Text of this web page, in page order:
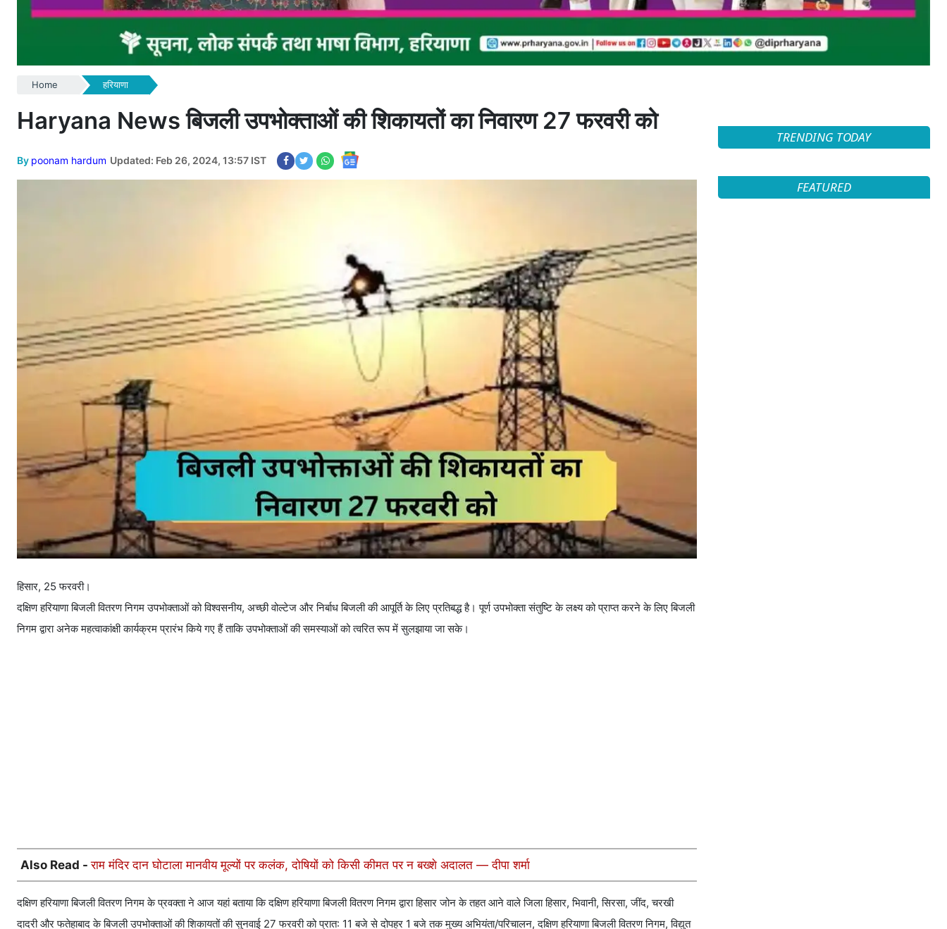
Home हरियाणा
Haryana News बिजली उपभोक्ताओं की शिकायतों का निवारण 27 फरवरी को
By poonam hardum Updated: Feb 26, 2024, 13:57 IST
हिसार, 25 फरवरी।
दक्षिण हरियाणा बिजली वितरण निगम उपभोक्ताओं को विश्वसनीय, अच्छी वोल्टेज और निर्बाध बिजली की आपूर्ति के लिए प्रतिबद्ध है। पूर्ण उपभोक्ता संतुष्टि के लक्ष्य को प्राप्त करने के लिए बिजली
निगम द्वारा अनेक महत्वाकांक्षी कार्यक्रम प्रारंभ किये गए हैं ताकि उपभोक्ताओं की समस्याओं को त्वरित रूप में सुलझाया जा सके।
Also Read -राम मंदिर दान घोटाला मानवीय मूल्यों पर कलंक, दोषियों को किसी कीमत पर न बख्शे अदालत — दीपा शर्मा
दक्षिण हरियाणा बिजली वितरण निगम के प्रवक्ता ने आज यहां बताया कि दक्षिण हरियाणा बिजली वितरण निगम द्वारा हिसार जोन के तहत आने वाले जिला हिसार, भिवानी, सिरसा, जींद, चरखी
दादरी और फतेहाबाद के बिजली उपभोक्ताओं की शिकायतों की सुनवाई 27 फरवरी को प्रात: 11 बजे से दोपहर 1 बजे तक मुख्य अभियंता/परिचालन, दक्षिण हरियाणा बिजली वितरण निगम, विद्युत
TRENDING TODAY
FEATURED